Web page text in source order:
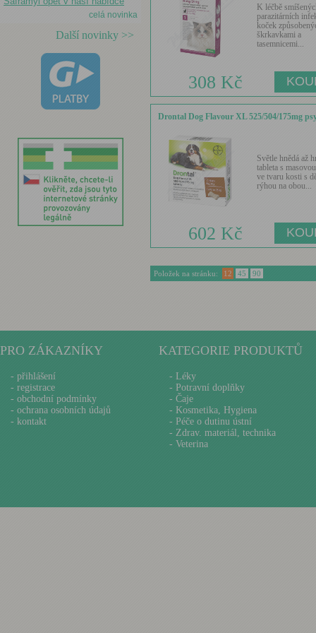
celá novinka
Další novinky >>
K léčbě
parazitárních
koček
škrkavkami a
tasemnicemi...
308 Kč
Drontal Dog Flavour XL 525/504/175mg
Světle hnědá až
tableta s
ve tvaru kosti s
rýhou na obou...
602 Kč
Položek na stránku: 12 45 90
PRO ZÁKAZNÍKY
- přihlášení
- registrace
- obchodní podmínky
- ochrana osobních údajů
- kontakt
KATEGORIE PRODUKTŮ
- Léky
- Potravní doplňky
- Čaje
- Kosmetika, Hygiena
- Péče o dutinu ústní
- Zdrav. materiál, technika
- Veterina